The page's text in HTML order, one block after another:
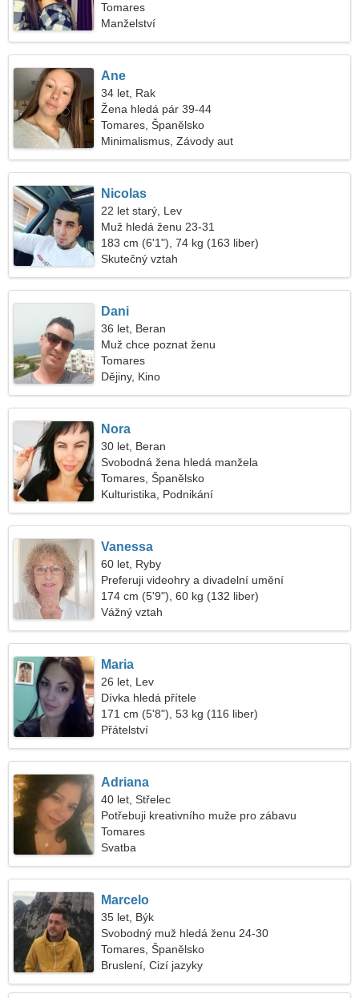
Tomares
Manželství
Ane
34 let, Rak
Žena hledá pár 39-44
Tomares, Španělsko
Minimalismus, Závody aut
Nicolas
22 let starý, Lev
Muž hledá ženu 23-31
183 cm (6'1"), 74 kg (163 liber)
Skutečný vztah
Dani
36 let, Beran
Muž chce poznat ženu
Tomares
Dějiny, Kino
Nora
30 let, Beran
Svobodná žena hledá manžela
Tomares, Španělsko
Kulturistika, Podnikání
Vanessa
60 let, Ryby
Preferuji videohry a divadelní umění
174 cm (5'9"), 60 kg (132 liber)
Vážný vztah
Maria
26 let, Lev
Dívka hledá přítele
171 cm (5'8"), 53 kg (116 liber)
Přátelství
Adriana
40 let, Střelec
Potřebuji kreativního muže pro zábavu
Tomares
Svatba
Marcelo
35 let, Býk
Svobodný muž hledá ženu 24-30
Tomares, Španělsko
Bruslení, Cizí jazyky